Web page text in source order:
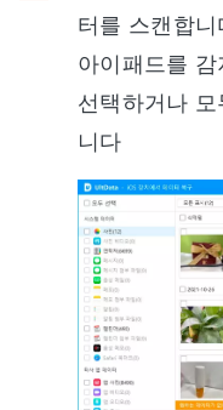
터를 스캔합
아이패드를
선택하거나
니다